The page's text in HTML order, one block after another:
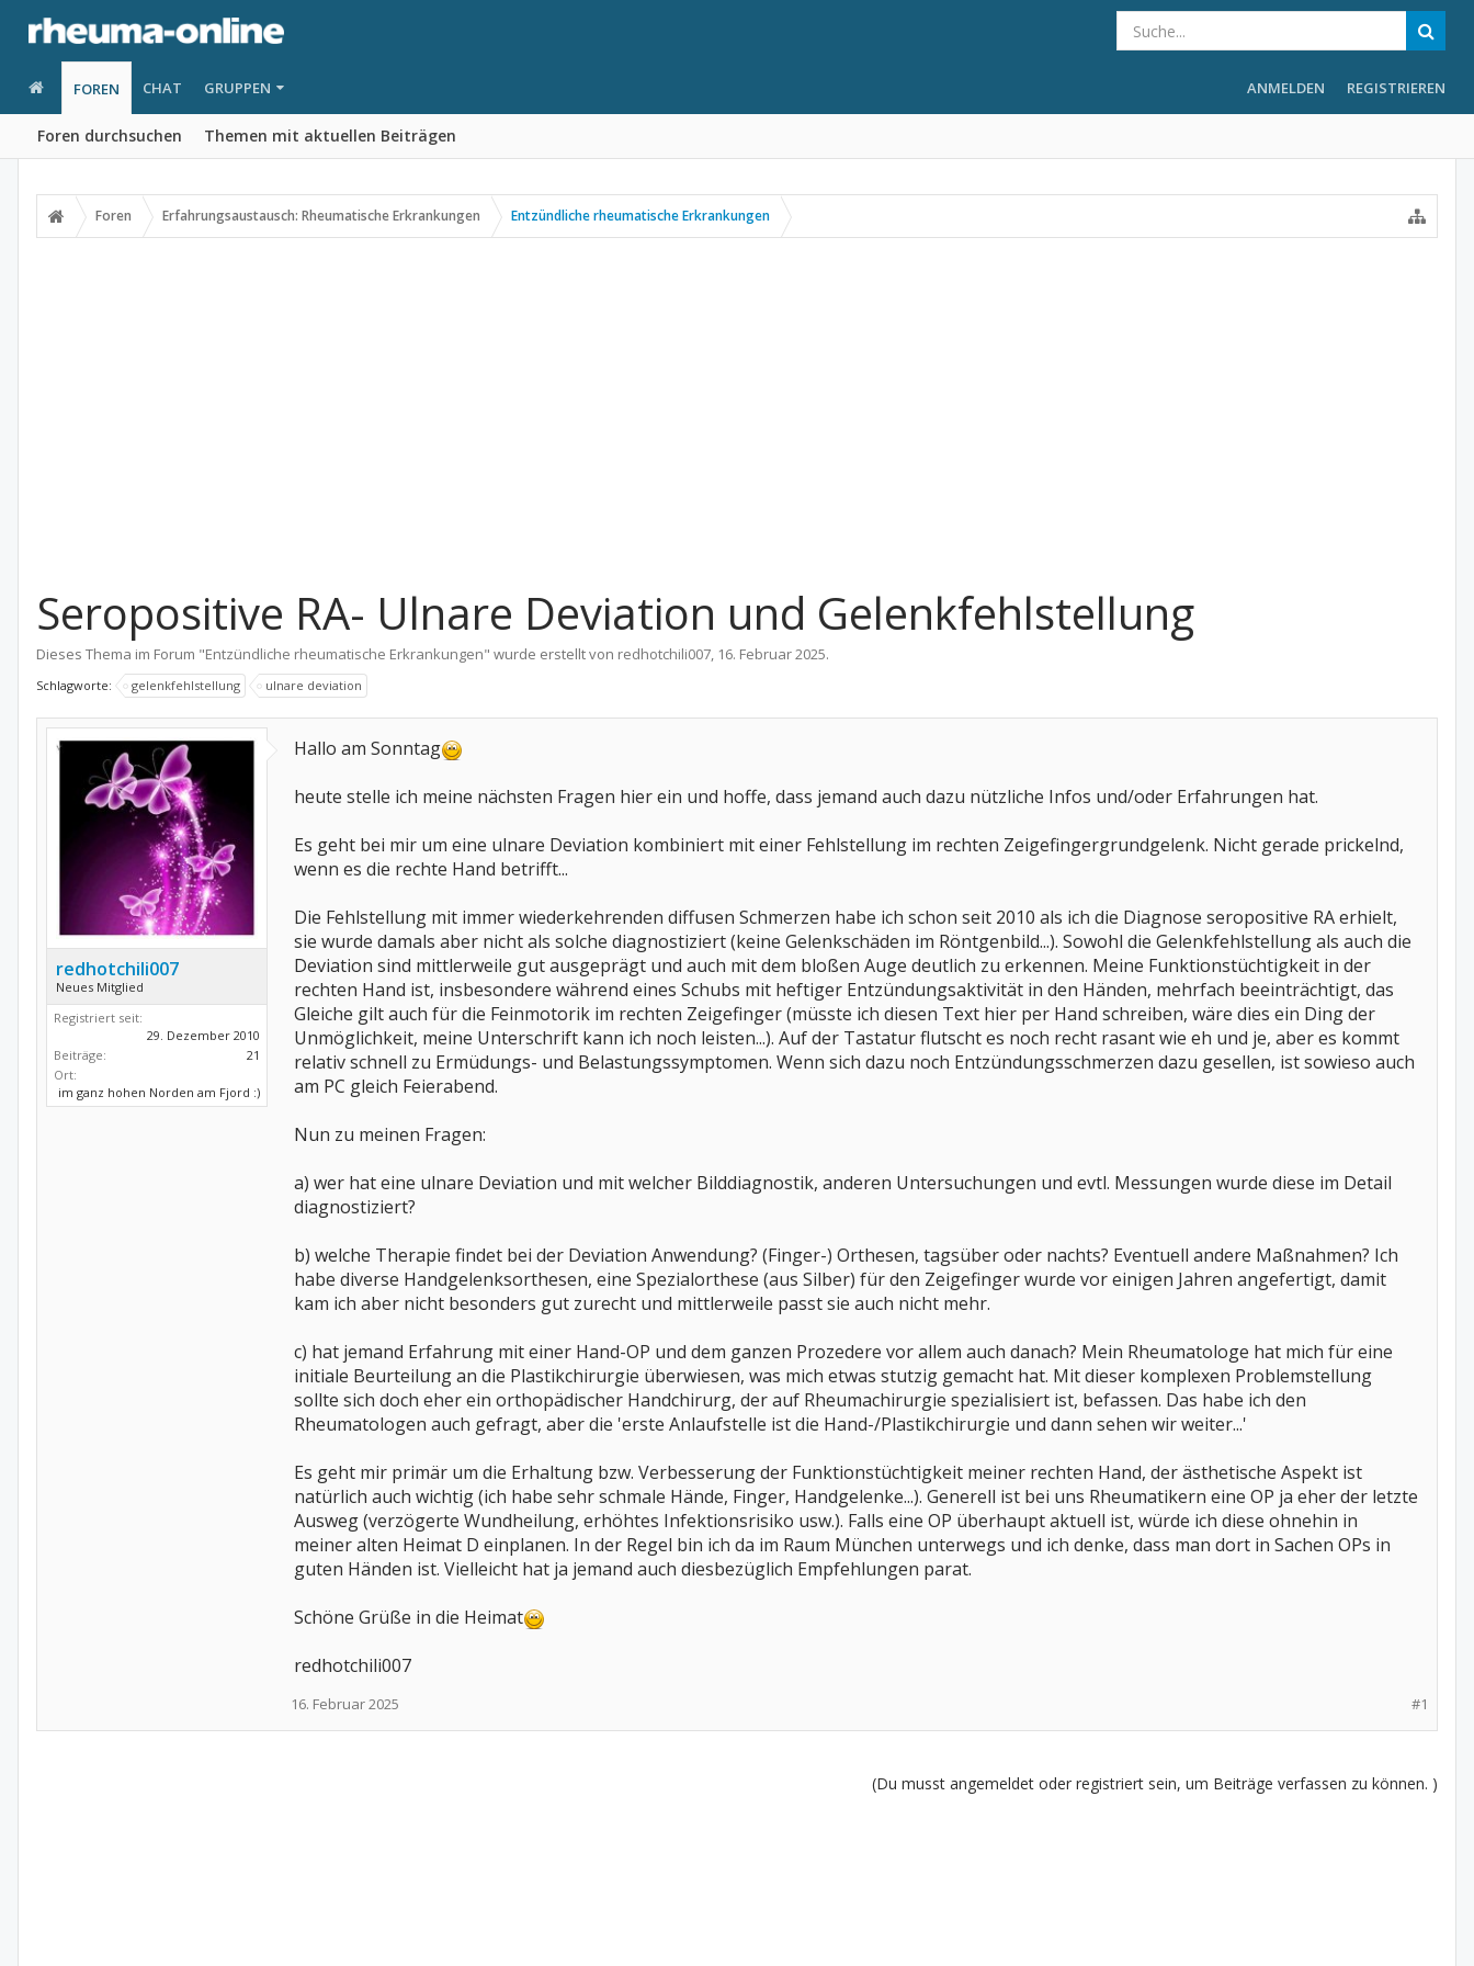
FOREN
Foren durchsuchen Themen mit aktuellen Beiträgen
CHAT GRUPPEN ANMELDEN REGISTRIEREN
Foren Erfahrungsaustausch: Rheumatische Erkrankungen Entzündliche rheumatische Erkrankungen
Seropositive RA- Ulnare Deviation und Gelenkfehlstellung
Dieses Thema im Forum "Entzündliche rheumatische Erkrankungen" wurde erstellt von redhotchili007, 16. Februar 2025.
Schlagworte: gelenkfehlstellung ulnare deviation
redhotchili007
Neues Mitglied
Registriert seit:
29. Dezember 2010
Beiträge:
21
Ort:
im ganz hohen Norden am Fjord :)
Hallo am Sonntag
heute stelle ich meine nächsten Fragen hier ein und hoffe, dass jemand auch dazu nützliche Infos und/oder Erfahrungen hat.
Es geht bei mir um eine ulnare Deviation kombiniert mit einer Fehlstellung im rechten Zeigefingergrundgelenk. Nicht gerade prickelnd,
wenn es die rechte Hand betrifft...
Die Fehlstellung mit immer wiederkehrenden diffusen Schmerzen habe ich schon seit 2010 als ich die Diagnose seropositive RA erhielt,
sie wurde damals aber nicht als solche diagnostiziert (keine Gelenkschäden im Röntgenbild...). Sowohl die Gelenkfehlstellung als auch die
Deviation sind mittlerweile gut ausgeprägt und auch mit dem bloßen Auge deutlich zu erkennen. Meine Funktionstüchtigkeit in der
rechten Hand ist, insbesondere während eines Schubs mit heftiger Entzündungsaktivität in den Händen, mehrfach beeinträchtigt, das
Gleiche gilt auch für die Feinmotorik im rechten Zeigefinger (müsste ich diesen Text hier per Hand schreiben, wäre dies ein Ding der
Unmöglichkeit, meine Unterschrift kann ich noch leisten...). Auf der Tastatur flutscht es noch recht rasant wie eh und je, aber es kommt
relativ schnell zu Ermüdungs- und Belastungssymptomen. Wenn sich dazu noch Entzündungsschmerzen dazu gesellen, ist sowieso auch
am PC gleich Feierabend.
Nun zu meinen Fragen:
a) wer hat eine ulnare Deviation und mit welcher Bilddiagnostik, anderen Untersuchungen und evtl. Messungen wurde diese im Detail
diagnostiziert?
b) welche Therapie findet bei der Deviation Anwendung? (Finger-) Orthesen, tagsüber oder nachts? Eventuell andere Maßnahmen? Ich
habe diverse Handgelenksorthesen, eine Spezialorthese (aus Silber) für den Zeigefinger wurde vor einigen Jahren angefertigt, damit
kam ich aber nicht besonders gut zurecht und mittlerweile passt sie auch nicht mehr.
c) hat jemand Erfahrung mit einer Hand-OP und dem ganzen Prozedere vor allem auch danach? Mein Rheumatologe hat mich für eine
initiale Beurteilung an die Plastikchirurgie überwiesen, was mich etwas stutzig gemacht hat. Mit dieser komplexen Problemstellung
sollte sich doch eher ein orthopädischer Handchirurg, der auf Rheumachirurgie spezialisiert ist, befassen. Das habe ich den
Rheumatologen auch gefragt, aber die 'erste Anlaufstelle ist die Hand-/Plastikchirurgie und dann sehen wir weiter...'
Es geht mir primär um die Erhaltung bzw. Verbesserung der Funktionstüchtigkeit meiner rechten Hand, der ästhetische Aspekt ist
natürlich auch wichtig (ich habe sehr schmale Hände, Finger, Handgelenke...). Generell ist bei uns Rheumatikern eine OP ja eher der letzte
Ausweg (verzögerte Wundheilung, erhöhtes Infektionsrisiko usw.). Falls eine OP überhaupt aktuell ist, würde ich diese ohnehin in
meiner alten Heimat D einplanen. In der Regel bin ich da im Raum München unterwegs und ich denke, dass man dort in Sachen OPs in
guten Händen ist. Vielleicht hat ja jemand auch diesbezüglich Empfehlungen parat.
Schöne Grüße in die Heimat
redhotchili007
#1
16. Februar 2025
(Du musst angemeldet oder registriert sein, um Beiträge verfassen zu können. )